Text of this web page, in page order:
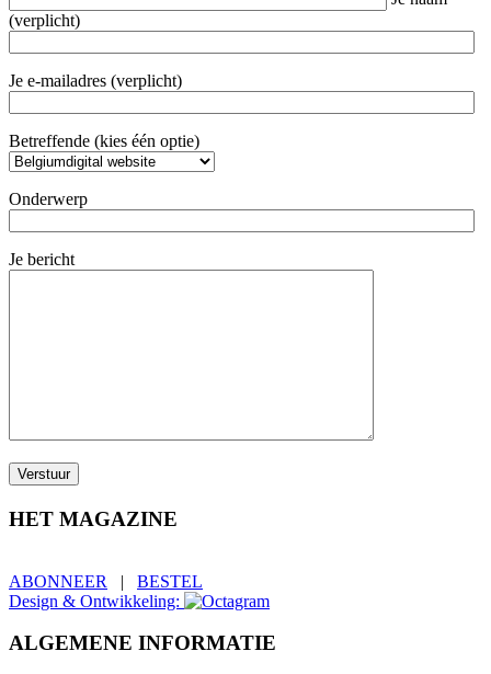
(verplicht)
Je e-mailadres (verplicht)
Betreffende (kies één optie)
Onderwerp
Je bericht
HET MAGAZINE
ABONNEER | BESTEL
Design & Ontwikkeling:
ALGEMENE INFORMATIE